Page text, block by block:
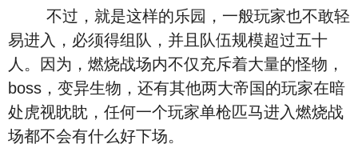
不过，就是这样的乐园，一般玩家也不敢轻
易进入，必须得组队，并且队伍规模超过五十
人。因为，燃烧战场内不仅充斥着大量的怪物，
boss，变异生物，还有其他两大帝国的玩家在暗
处虎视眈眈，任何一个玩家单枪匹马进入燃烧战
场都不会有什么好下场。